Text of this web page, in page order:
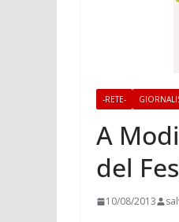
-RETE-
A
del
10/08/2013